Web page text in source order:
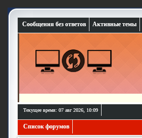
Сообщения без ответов Активные темы
Текущее время: 07 авг 2026, 10:09
Список форумов